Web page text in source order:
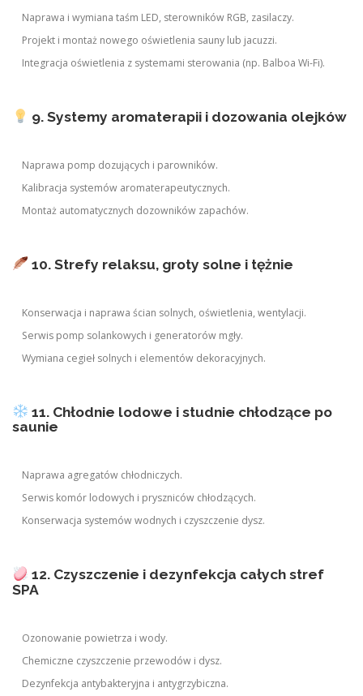
Naprawa i wymiana taśm LED, sterowników RGB, zasilaczy.
Projekt i montaż nowego oświetlenia sauny lub jacuzzi.
Integracja oświetlenia z systemami sterowania (np. Balboa Wi-Fi).
9. Systemy aromaterapii i dozowania olejków
Naprawa pomp dozujących i parowników.
Kalibracja systemów aromaterapeutycznych.
Montaż automatycznych dozowników zapachów.
10. Strefy relaksu, groty solne i tężnie
Konserwacja i naprawa ścian solnych, oświetlenia, wentylacji.
Serwis pomp solankowych i generatorów mgły.
Wymiana cegieł solnych i elementów dekoracyjnych.
11. Chłodnie lodowe i studnie chłodzące po
saunie
Naprawa agregatów chłodniczych.
Serwis komór lodowych i pryszniców chłodzących.
Konserwacja systemów wodnych i czyszczenie dysz.
12. Czyszczenie i dezynfekcja całych stref
SPA
Ozonowanie powietrza i wody.
Chemiczne czyszczenie przewodów i dysz.
Dezynfekcja antybakteryjna i antygrzybiczna.